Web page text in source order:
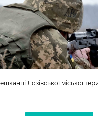
Лозівської міської